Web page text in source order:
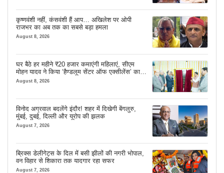
कृष्णवंशी नहीं, कंसवंशी हैं आप… अखिलेश पर ओपी
राजभर का अब तक का सबसे बड़ा हमला
August 8, 2026
घर बैठे हर महीने ₹20 हजार कमाएंगी महिलाएं, सीएम
मोहन यादव ने किया ‘हैण्डलूम सेंटर ऑफ एक्सीलेंस’ का
शुभारंभ
August 8, 2026
विनोद अग्रवाल बदलेंगे इंदौर! शहर में दिखेगी बेंगलुरु,
मुंबई, दुबई, दिल्ली और यूरोप की झलक
August 7, 2026
ब्रिक्स डेलीगेट्स के दिल में बसी झीलों की नगरी भोपाल,
वन विहार से शिकारा तक यादगार रहा सफर
August 7, 2026